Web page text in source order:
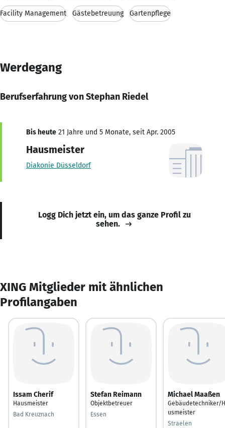
Facility Management Gästebetreuung Gartenpflege
Werdegang
Berufserfahrung von Stephan Riedel
Bis heute 21 Jahre und 5 Monate, seit Apr. 2005
Hausmeister
Diakonie Düsseldorf
Logg Dich jetzt ein, um das ganze Profil zu
sehen.
XING Mitglieder mit ähnlichen
Profilangaben
Issam Cherif
Hausmeister
Bad Kreuznach
Stefan Reimann
Objektbetreuer
Essen
Michael Maaßen
Gebäudetechniker/
usmeister
Straelen